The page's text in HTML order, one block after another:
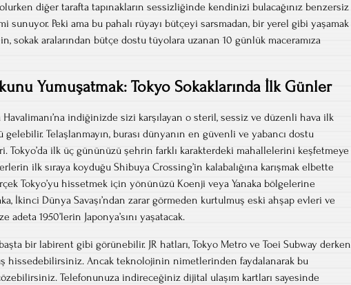
diğer tarafta tapınakların sessizliğinde kendinizi bulacağınız benzersiz
sunuyor. Peki ama bu pahalı rüyayı bütçeyi sarsmadan, bir yerel gibi yaşamak
sokak aralarından bütçe dostu tüyolara uzanan 10 günlük maceramıza
Yumuşatmak: Tokyo Sokaklarında İlk Günler
Havalimanı’na indiğinizde sizi karşılayan o steril, sessiz ve düzenli hava ilk
gelebilir. Telaşlanmayın, burası dünyanın en güvenli ve yabancı dostu
Tokyo’da ilk üç gününüzü şehrin farklı karakterdeki mahallelerini keşfetmeye
ilk sıraya koyduğu Shibuya Crossing’in kalabalığına karışmak elbette
Tokyo’yu hissetmek için yönünüzü Koenji veya Yanaka bölgelerine
İkinci Dünya Savaşı’ndan zarar görmeden kurtulmuş eski ahşap evleri ve
adeta 1950’lerin Japonya’sını yaşatacak.
bir labirent gibi görünebilir. JR hatları, Tokyo Metro ve Toei Subway derken
hissedebilirsiniz. Ancak teknolojinin nimetlerinden faydalanarak bu
Telefonunuza indireceğiniz dijital ulaşım kartları sayesinde